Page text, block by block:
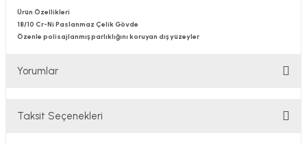
Ürün Özellikleri
18/10 Cr-Ni Paslanmaz Çelik Gövde
Özenle polisajlanmış parlıklığını koruyan dış yüzeyler
Yorumlar
Taksit Seçenekleri